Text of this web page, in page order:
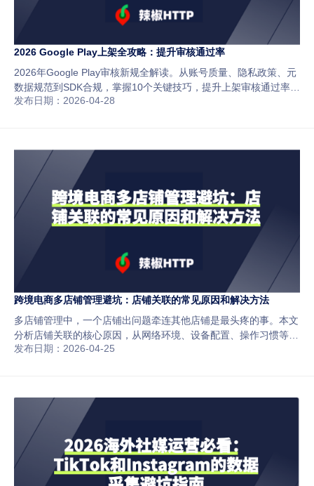
2026 Google Play上架全攻略：提升审核通过率
2026年Google Play审核新规全解读。从账号质量、隐私政策、元
数据规范到SDK合规，掌握10个关键技巧，提升上架审核通过率，
避免被拒。
发布日期：2026-04-28
跨境电商多店铺管理避坑：店铺关联的常见原因和解决方法
多店铺管理中，一个店铺出问题牵连其他店铺是最头疼的事。本文
分析店铺关联的核心原因，从网络环境、设备配置、操作习惯等维
度，帮助卖家降低运营风险。
发布日期：2026-04-25